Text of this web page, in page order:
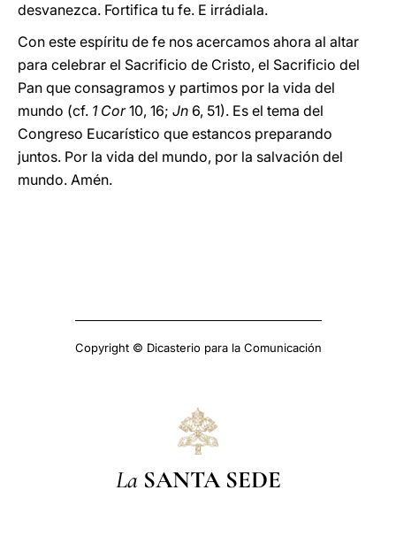
desvanezca. Fortifica tu fe. E irrádiala.
Con este espíritu de fe nos acercamos ahora al altar
para celebrar el Sacrificio de Cristo, el Sacrificio del
Pan que consagramos y partimos por la vida del
mundo (cf. 1 Cor10, 16; Jn 6, 51). Es el tema del
Congreso Eucarístico que estancos preparando
juntos. Por la vida del mundo, por la salvación del
mundo. Amén.
Copyright © Dicasterio para la Comunicación
La SANTA SEDE